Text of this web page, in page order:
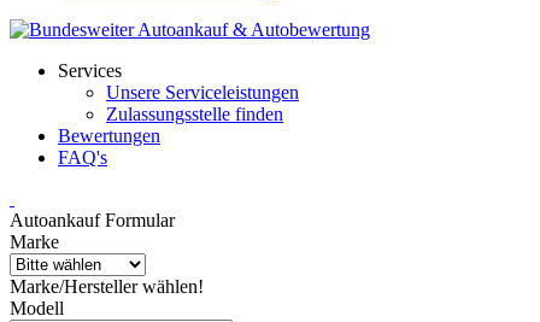
Services
Unsere Serviceleistungen
Zulassungsstelle finden
Bewertungen
FAQ's
Autoankauf Formular
Marke
Marke/Hersteller wählen!
Modell